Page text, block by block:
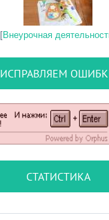
[Внеурочная
ИСПРАВЛЯЕМ
СТАТИСТИКА